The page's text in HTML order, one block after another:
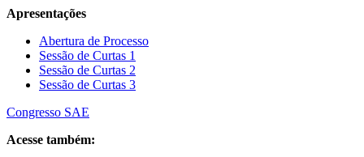
Apresentações
Abertura de Processo
Sessão de Curtas 1
Sessão de Curtas 2
Sessão de Curtas 3
Congresso SAE
Acesse também: